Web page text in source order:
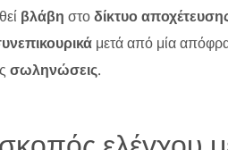
βλάβη στοδίκτυο
μετά από μία
σωληνώσεις.